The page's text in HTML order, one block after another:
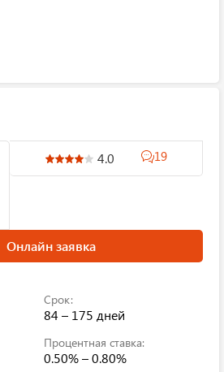
4.0 19
Онлайн заявка
Срок:
84 – 175 дней
Процентная ставка:
0.50% – 0.80%